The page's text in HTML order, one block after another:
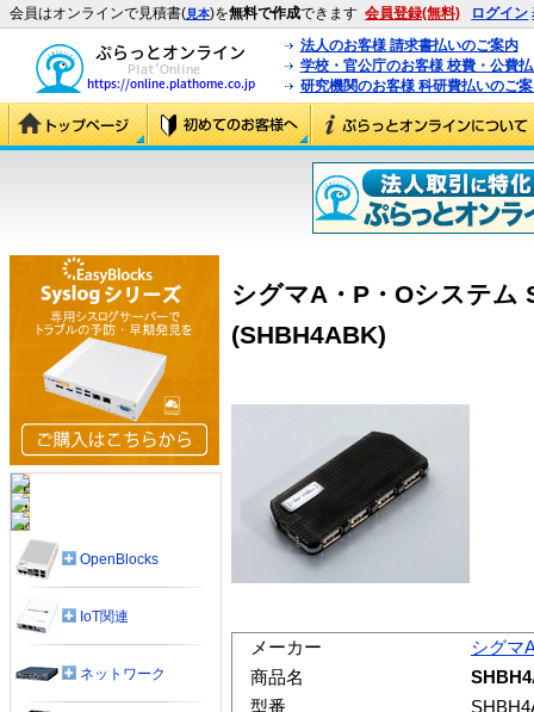
会員はオンラインで見積書(見本)を無料で作成できます 会員登録(無料) ログイン
法人のお客様 請求書払いのご案内
学校・官公庁のお客様 校費・公費
研究機関のお客様 科研費払いのご
シグマA・P・Oシステム
(SHBH4ABK)
メーカー
シグマ
商品名
型番
OpenBlocks
IoT関連
ネットワーク